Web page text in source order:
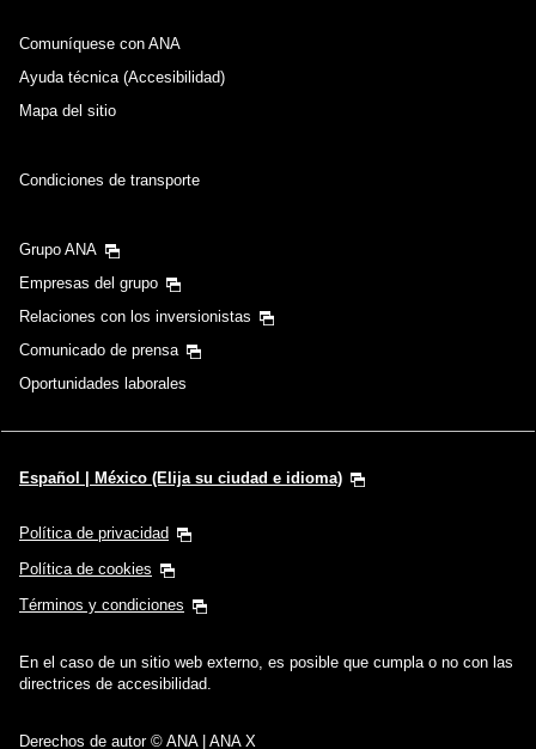
Comuníquese con ANA
Ayuda técnica (Accesibilidad)
Mapa del sitio
Condiciones de transporte
Grupo ANA
Empresas del grupo
Relaciones con los inversionistas
Comunicado de prensa
Oportunidades laborales
Español | México (Elija su ciudad e idioma)
Política de privacidad
Política de cookies
Términos y condiciones
En el caso de un sitio web externo, es posible que cumpla o no con las
directrices de accesibilidad.
Derechos de autor © ANA | ANA X